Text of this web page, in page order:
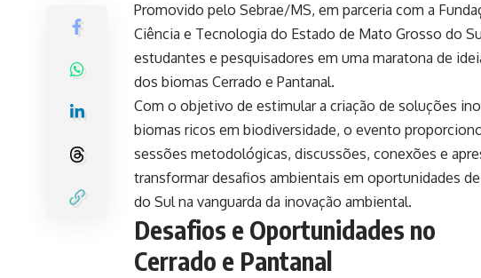
Promovido pelo Sebrae/MS, em parceria com a
Ciência e Tecnologia do Estado de Mato Grosso do
estudantes e pesquisadores em uma maratona de
dos biomas Cerrado e Pantanal.
Com o objetivo de estimular a criação de soluções
biomas ricos em biodiversidade, o evento
sessões metodológicas, discussões, conexões e
transformar desafios ambientais em oportunidades
do Sulna vanguarda da inovação ambiental.
Desafios e Oportunidades no
Cerrado e Pantanal